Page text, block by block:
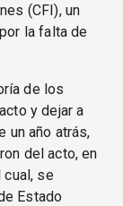
(CFI), un
la falta de
de los
y dejar a
un año atrás,
del acto, en
cual, se
Estado